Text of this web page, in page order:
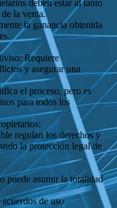
deben estar al tanto
la venta.
la ganancia obtenida
Requiere
y asegurar una
el proceso, pero es
para todos los
regulan los derechos y
la protección legal de
puede asumir la totalidad
de uso